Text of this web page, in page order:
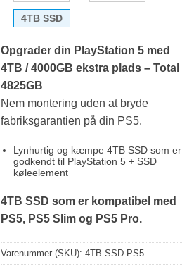
4TB SSD
Opgrader din PlayStation 5 med
4TB / 4000GB ekstra plads – Total
4825GB
Nem montering uden at bryde
fabriksgarantien på din PS5.
Lynhurtig og kæmpe 4TB SSD som er
godkendt til PlayStation 5 + SSD
køleelement
4TB SSD som er kompatibel med
PS5, PS5 Slim og PS5 Pro.
Varenummer (SKU): 4TB-SSD-PS5